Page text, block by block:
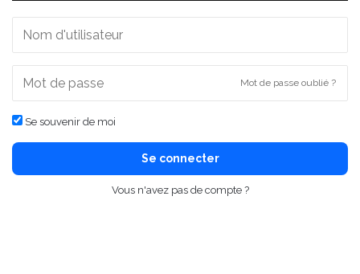
Mot de passe oublié ?
Se souvenir de moi
Se connecter
Vous n'avez pas de compte ?